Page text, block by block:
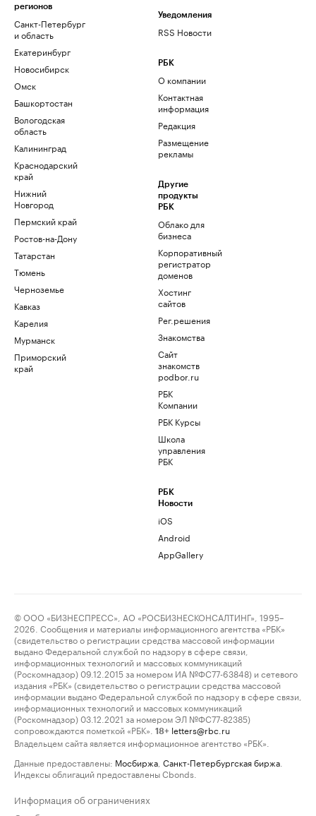
регионов
Санкт-Петербург
и область
Екатеринбург
Новосибирск
Омск
Башкортостан
Вологодская
область
Калининград
Краснодарский
край
Нижний
Новгород
Пермский край
Ростов-на-Дону
Татарстан
Тюмень
Черноземье
Кавказ
Карелия
Мурманск
Приморский
край
Уведомления
RSS Новости
РБК
О компании
Контактная
информация
Редакция
Размещение
рекламы
Другие
продукты
РБК
Облако для
бизнеса
Корпоративный
регистратор
доменов
Хостинг
сайтов
Рег.решения
Знакомства
Сайт
знакомств
podbor.ru
РБК
Компании
РБК Курсы
Школа
управления
РБК
РБК
Новости
iOS
Android
AppGallery
© ООО «БИЗНЕСПРЕСС», АО «РОСБИЗНЕСКОНСАЛТИНГ», 1995–
2026. Сообщения и материалы информационного агентства «РБК»
(свидетельство о регистрации средства массовой информации
выдано Федеральной службой по надзору в сфере связи,
информационных технологий и массовых коммуникаций
(Роскомнадзор) 09.12.2015 за номером ИА №ФС77-63848) и сетевого
издания «РБК» (свидетельство о регистрации средства массовой
информации выдано Федеральной службой по надзору в сфере связи,
информационных технологий и массовых коммуникаций
(Роскомнадзор) 03.12.2021 за номером ЭЛ №ФС77-82385)
сопровождаются пометкой «РБК».
18+ letters@rbc.ru
Владельцем сайта является информационное агентство «РБК».
Данные предоставлены: Мосбиржа Санкт-Петербургская биржа
Индексы облигаций предоставлены Cbonds.
Информация об ограничениях